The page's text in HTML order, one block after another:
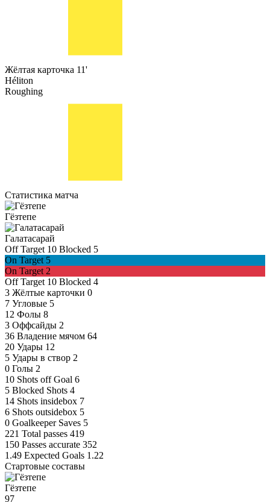
Жёлтая карточка 11'
Héliton
Roughing
Статистика матча
Гёзтепе
Галатасарай
Off Target 10 Blocked 5
On Target 5
On Target 2
Off Target 10 Blocked 4
3 Жёлтые карточки 0
7 Угловые 5
12 Фолы 8
3 Оффсайды 2
36 Владение мячом 64
20 Удары 12
5 Удары в створ 2
0 Голы 2
10 Shots off Goal 6
5 Blocked Shots 4
14 Shots insidebox 7
6 Shots outsidebox 5
0 Goalkeeper Saves 5
221 Total passes 419
150 Passes accurate 352
1.49 Expected Goals 1.22
Стартовые составы
Гёзтепе
97